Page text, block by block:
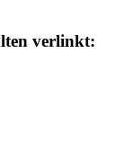
verlinkt: